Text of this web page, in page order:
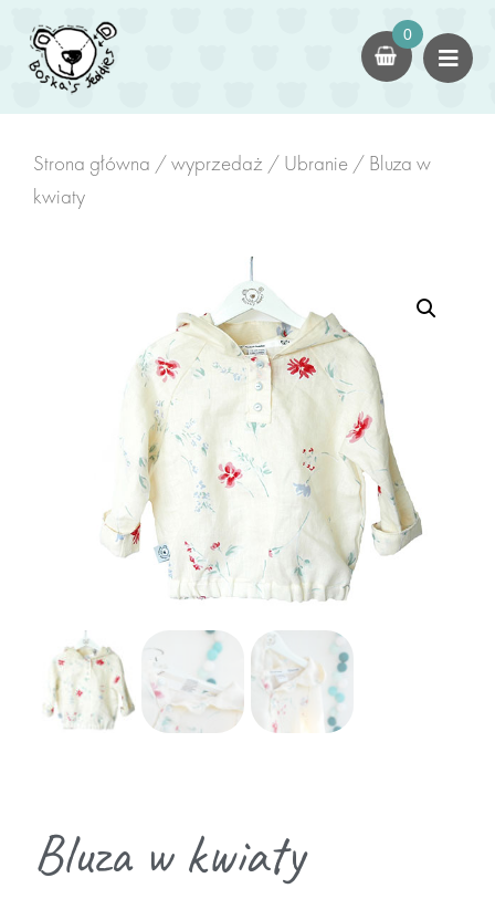
×
Kokony
czapki
dla dzieci
Kokony Dziecięce
Kombinezony/Rampersy
Kominy z Uszami
zabawki
zwierzaki
zrób sam misia
Termofory
dodatki do misiów
do domu
akcesoria
0
Strona główna /wyprzedaż / Ubranie / Bluza w
kwiaty
Bluza w kwiaty